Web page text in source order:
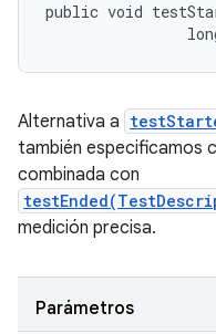
public void
Alternativa a
también especificamos
combinada con
medición precisa.
Parámetros